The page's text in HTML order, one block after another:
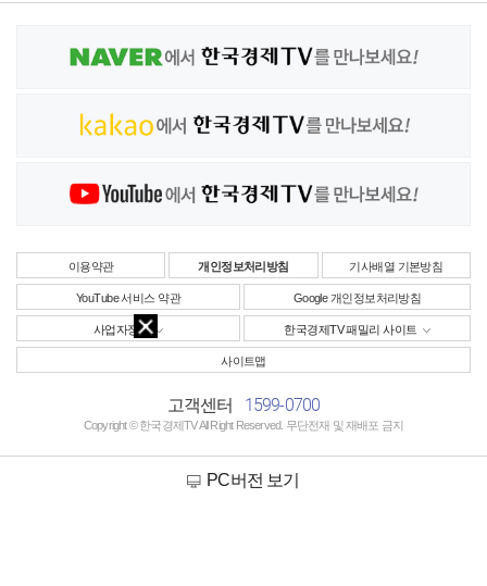
이용약관 개인정보처리방침 기사배열 기본방침
YouTube 서비스 약관 Google 개인정보처리방침
사업자정보 한국경제TV 패밀리 사이트
사이트맵
고객센터 1599-0700
Copyright © 한국경제TV All Right Reserved. 무단전재 및 재배포 금지
PC버전 보기